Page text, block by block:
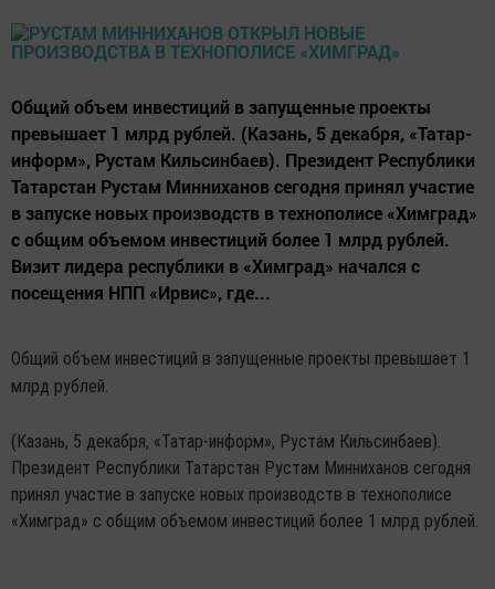
Общий объем инвестиций в запущенные проекты
превышает 1 млрд рублей. (Казань, 5 декабря, «Татар-
информ», Рустам Кильсинбаев). Президент Республики
Татарстан Рустам Минниханов сегодня принял участие
в запуске новых производств в технополисе «Химград»
с общим объемом инвестиций более 1 млрд рублей.
Визит лидера республики в «Химград» начался с
посещения НПП «Ирвис», где...
Общий объем инвестиций в запущенные проекты превышает 1
млрд рублей.
(Казань, 5 декабря, «Татар-информ», Рустам Кильсинбаев).
Президент Республики Татарстан Рустам Минниханов сегодня
принял участие в запуске новых производств в технополисе
«Химград» с общим объемом инвестиций более 1 млрд рублей.